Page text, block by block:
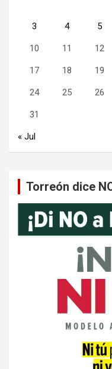
3 4 5
10 11 12
17 18 19
24 25 26
31
« Jul
Torreón dice